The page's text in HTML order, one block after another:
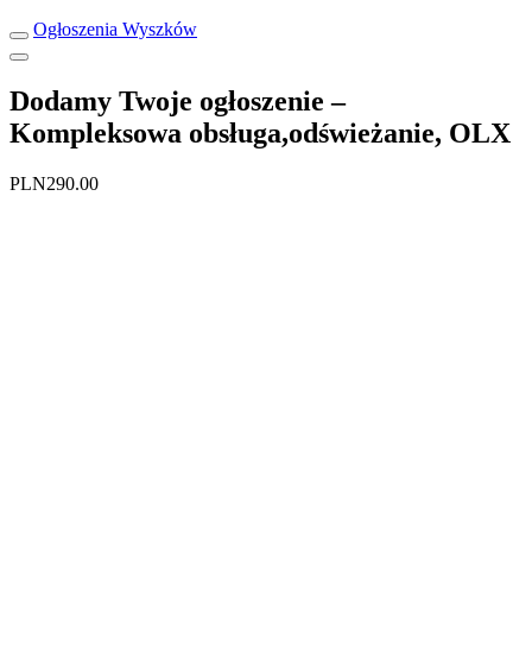
Ogłoszenia Wyszków
Dodamy Twoje ogłoszenie –
Kompleksowa obsługa,odświeżanie, OLX
PLN290.00